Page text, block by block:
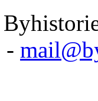
-